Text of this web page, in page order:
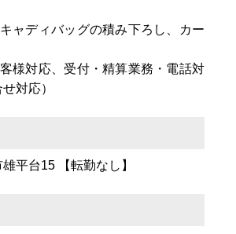
ャディバッグの積み下ろし、カー
様対応、受付・精算業務・電話対
対応）
平台15 【転勤なし】